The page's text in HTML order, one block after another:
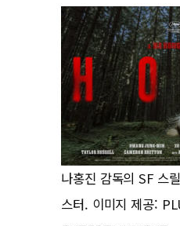
나홍진 감독의 SF 스
스터. 이미지 제공: